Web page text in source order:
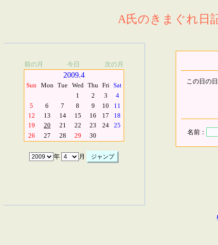
A氏のきまぐれ日
前の月 今日 次の月
2009.4
Sun Mon Tue Wed Thu Fri Sat
1
2 3
4
5
6 7 8 9 10
11
12
13 14 15 16 17
18
19
20 21 22 23 24
25
26
27 28 29 30
年 月
この日の
名前：